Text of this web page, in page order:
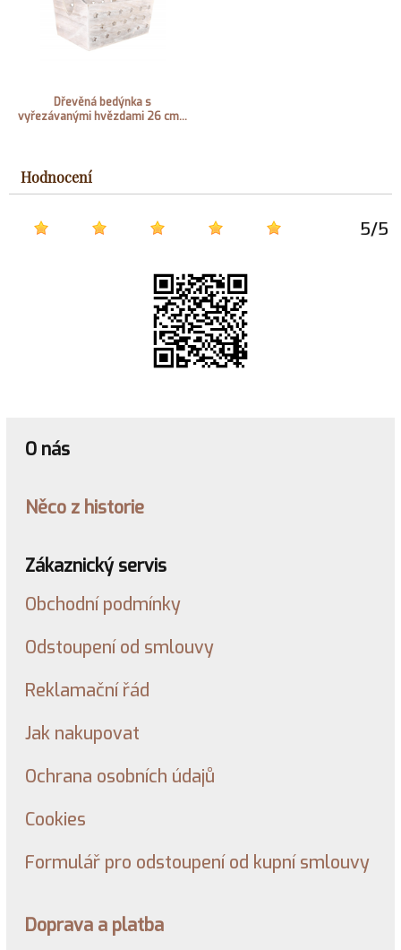
Hodnocení
5/5
Dřevěná bedýnka s
vyřezávanými hvězdami 26 cm...
O nás
Něco z historie
Zákaznický servis
Obchodní podmínky
Odstoupení od smlouvy
Reklamační řád
Jak nakupovat
Ochrana osobních údajů
Cookies
Formulář pro odstoupení od kupní smlouvy
Doprava a platba